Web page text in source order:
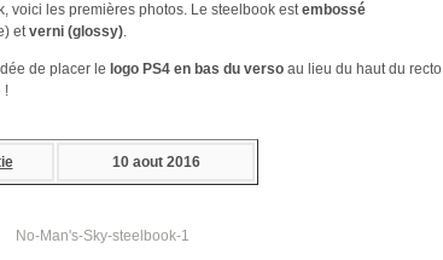
voici les premières photos. Le steelbook estembossé
etverni (glossy).
de placer le logo PS4 en bas du verso au lieu du haut du recto
!
10 aout 2016